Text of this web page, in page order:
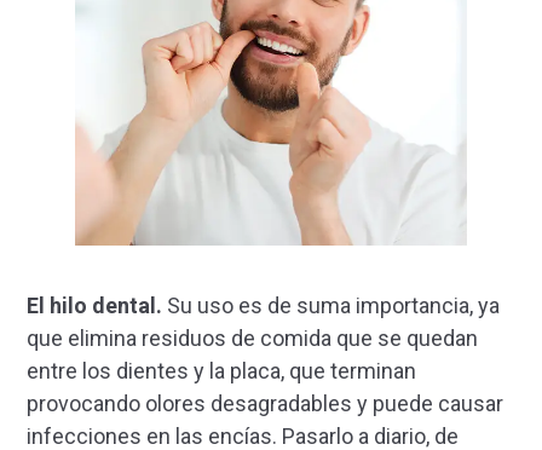
El hilo dental. Su uso es de suma importancia, ya
que elimina residuos de comida que se quedan
entre los dientes y la placa, que terminan
provocando olores desagradables y puede causar
infecciones en las encías. Pasarlo a diario, de